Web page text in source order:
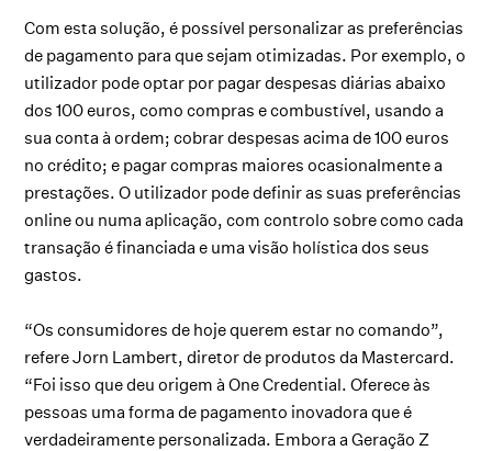
Com esta solução, é possível personalizar as preferências
de pagamento para que sejam otimizadas. Por exemplo, o
utilizador pode optar por pagar despesas diárias abaixo
dos 100 euros, como compras e combustível, usando a
sua conta à ordem; cobrar despesas acima de 100 euros
no crédito; e pagar compras maiores ocasionalmente a
prestações. O utilizador pode definir as suas preferências
online ou numa aplicação, com controlo sobre como cada
transação é financiada e uma visão holística dos seus
gastos.
“Os consumidores de hoje querem estar no comando”,
refere Jorn Lambert, diretor de produtos da Mastercard.
“Foi isso que deu origem à One Credential. Oferece às
pessoas uma forma de pagamento inovadora que é
verdadeiramente personalizada. Embora a Geração Z